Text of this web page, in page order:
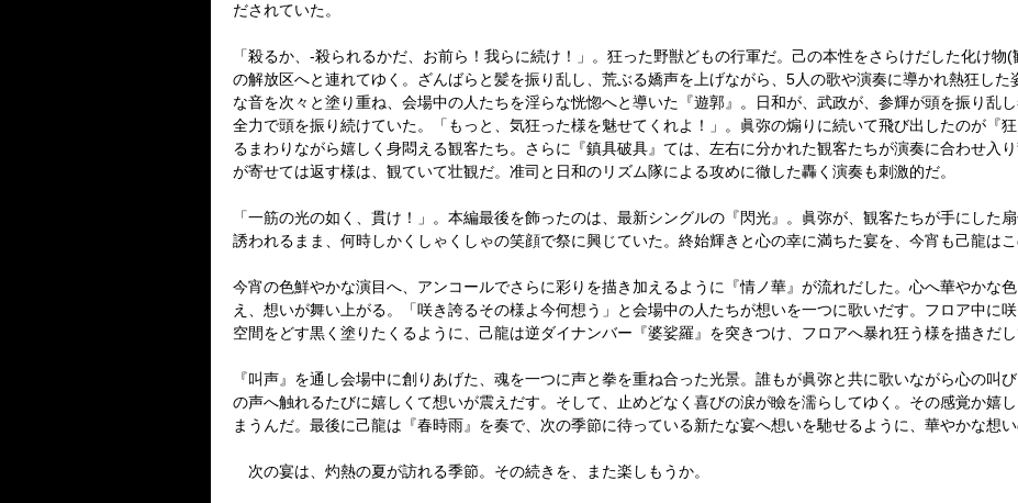
だされていた。
「殺るか、-殺られるかだ、お前ら！我らに続け！」。狂った野獣どもの行軍だ。己の本性をさらけだした化け物
の解放区へと連れてゆく。ざんばらと髪を振り乱し、荒ぶる嬌声を上げながら、5人の歌や演奏に導かれ熱狂し
な音を次々と塗り重ね、会場中の人たちを淫らな恍惚へと導いた『遊郭』。日和が、武政が、参輝が頭を振り乱
全力で頭を振り続けていた。「もっと、気狂った様を魅せてくれよ！」。眞弥の煽りに続いて飛び出したのが『
るまわりながら嬉しく身悶える観客たち。さらに『鎮具破具』ては、左右に分かれた観客たちが演奏に合わせ入
が寄せては返す様は、観ていて壮観だ。准司と日和のリズム隊による攻めに徹した轟く演奏も刺激的だ。
「一筋の光の如く、貫け！」。本編最後を飾ったのは、最新シングルの『閃光』。眞弥が、観客たちが手にした
誘われるまま、何時しかくしゃくしゃの笑顔で祭に興じていた。終始輝きと心の幸に満ちた宴を、今宵も己龍はこ
今宵の色鮮やかな演目へ、アンコールでさらに彩りを描き加えるように『情ノ華』が流れだした。心へ華やかな
え、想いが舞い上がる。「咲き誇るその様よ今何想う」と会場中の人たちが想いを一つに歌いだす。フロア中に
空間をどす黒く塗りたくるように、己龍は逆ダイナンバー『婆娑羅』を突きつけ、フロアへ暴れ狂う様を描きだし
『叫声』を通し会場中に創りあげた、魂を一つに声と拳を重ね合った光景。誰もが眞弥と共に歌いながら心の叫
の声へ触れるたびに嬉しくて想いが震えだす。そして、止めどなく喜びの涙が瞼を濡らしてゆく。その感覚か嬉
まうんだ。最後に己龍は『春時雨』を奏で、次の季節に待っている新たな宴へ想いを馳せるように、華やかな想い
次の宴は、灼熱の夏が訪れる季節。その続きを、また楽しもうか。